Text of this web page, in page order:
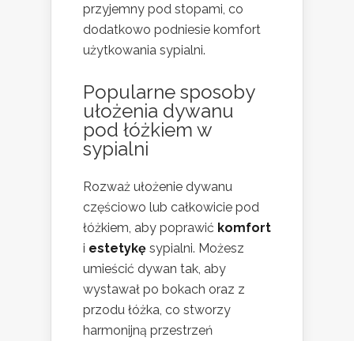
przyjemny pod stopami, co
dodatkowo podniesie komfort
użytkowania sypialni.
Popularne sposoby
ułożenia dywanu
pod łóżkiem w
sypialni
Rozważ ułożenie dywanu
częściowo lub całkowicie pod
łóżkiem, aby poprawić komfort
i estetykę sypialni. Możesz
umieścić dywan tak, aby
wystawał po bokach oraz z
przodu łóżka, co stworzy
harmonijną przestrzeń